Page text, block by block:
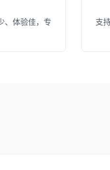
、体验佳，专
支